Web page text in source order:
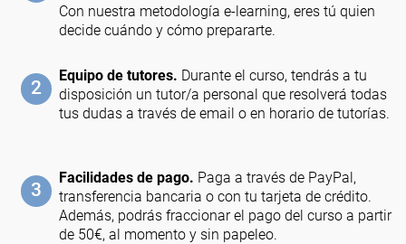
Con nuestra metodología e-learning, eres tú quien
decide cuándo y cómo prepararte.
2
Equipo de tutores. Durante el curso, tendrás a tu
disposición un tutor/a personal que resolverá todas
tus dudas a través de email o en horario de tutorías.
3
Facilidades de pago. Paga a través de PayPal,
transferencia bancaria o con tu tarjeta de crédito.
Además, podrás fraccionar el pago del curso a partir
de 50€, al momento y sin papeleo.